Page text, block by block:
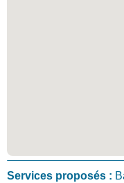
Services proposés :